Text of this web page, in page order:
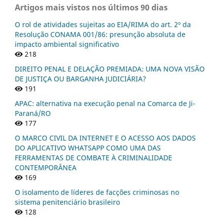
Artigos mais vistos nos últimos 90 dias
O rol de atividades sujeitas ao EIA/RIMA do art. 2º da
Resolução CONAMA 001/86: presunção absoluta de
impacto ambiental significativo
218
DIREITO PENAL E DELAÇÃO PREMIADA: UMA NOVA VISÃO
DE JUSTIÇA OU BARGANHA JUDICIÁRIA?
191
APAC: alternativa na execução penal na Comarca de Ji-
Paraná/RO
177
O MARCO CIVIL DA INTERNET E O ACESSO AOS DADOS
DO APLICATIVO WHATSAPP COMO UMA DAS
FERRAMENTAS DE COMBATE À CRIMINALIDADE
CONTEMPORÂNEA
169
O isolamento de líderes de facções criminosas no
sistema penitenciário brasileiro
128